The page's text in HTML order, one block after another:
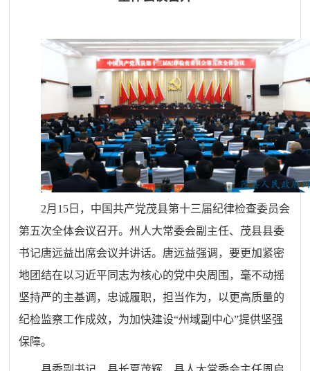
2月 15 日，中国共产党茂县第十三届纪律检查委员会
第五次全体会议召开。州人大常委会副主任、茂县县委
书记唐远益出席会议并讲话。 唐远益强调 ，要更加紧密
地团结在以习近平同志为核心的党中央周围，毫不动摇
坚持严的主基调，忠诚履职，担当作为，以更高质量的
纪检监察工作成效，为加快建设“州域副中心”提供坚强
保障。